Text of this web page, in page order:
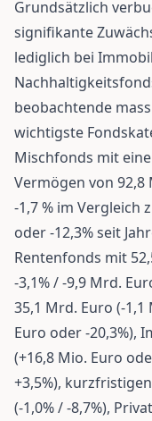
Grundsätzlich
signifikante
lediglich bei
beobachtende
wichtigste
Mischfonds mit
Vermögen von 92,8
-1,7 % im Vergleich
oder -12,3% seit
Rentenfonds mit
-3,1% / -9,9 Mrd.
35,1 Mrd. Euro (-
Euro oder -20,3%),
(+16,8 Mio. Euro
+3,5%),
(-1,0% / -8,7%),